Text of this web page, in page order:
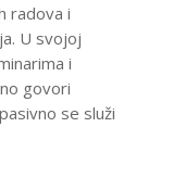
radova i
U svojoj
i
govori
se služi